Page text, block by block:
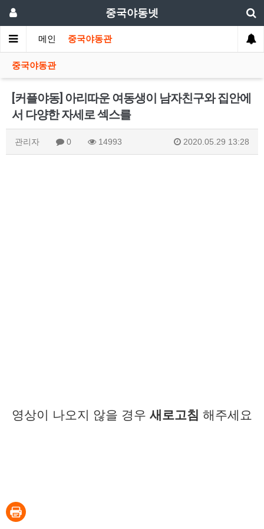
중국야동넷
메인 중국야동관
중국야동관
[커플야동] 아리따운 여동생이 남자친구와 집안에
서 다양한 자세로 섹스를
관리자 0 14993 2020.05.29 13:28
영상이 나오지 않을 경우 새로고침 해주세요